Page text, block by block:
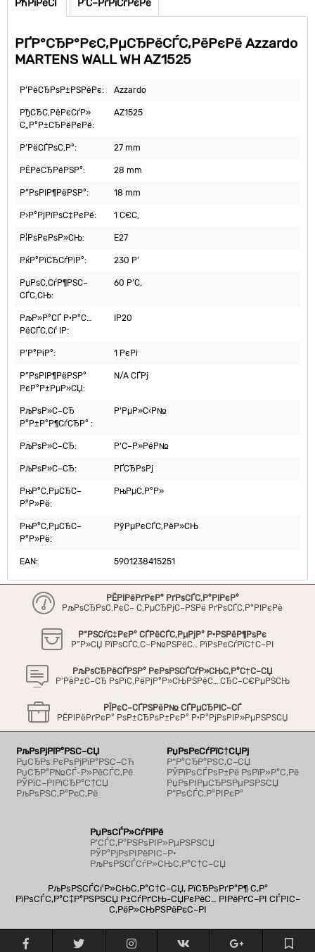
РћРїРёСЃ Р’С–РґРіСѓРєРё
РҐР°СЂР°РєС‚РµСЂРёСЃС‚РёРєРё Azzardo
MARTENS WALL WH AZ1525
Р’РёСЂРѕР±РЅРёРє: Azzardo
РђСЂС‚РёРєСѓР»
С„Р°Р±СЂРёРєРё:
AZ1525
Р’РёСЃРѕС‚Р°: 27 mm
РЁРёСЂРёРЅР°: 28 mm
Р”РѕРІР¶РёРЅР°: 18 mm
Р›Р°РјРїРѕС‡РєРё: 1 С€С‚
Р¦РѕРєРѕР»СЊ: E27
РќР°РїСЂСѓРіР°: 230 Р’
РџРѕС‚СѓР¶РЅС–
СЃС‚СЊ:
60 Р’С‚
РљР»Р°СЃ Р·Р°С…
РёСЃС‚Сѓ IP:
IP20
Р’Р°РіР°: 1 РєРі
Р”РѕРІР¶РёРЅР°
РєР°Р±РµР»СЏ:
N/A СЃРј
РљРѕР»С–СЂ
Р°Р±Р°Р¶СѓСЂР° :
Р‘РµР»С‹Р№
РљРѕР»С–СЂ: Р‘С–Р»РёР№
РљРѕР»С–СЂ: РҐСЂРѕРј
РњР°С‚РµСЂС–
Р°Р»Рё:
РњРµС‚Р°Р»
РњР°С‚РµСЂС–
Р°Р»Рё:
РўРµРєСЃС‚РёР»СЊ
EAN: 5901238415251
РЁРІРёРґРєР° РґРѕСЃС‚Р°РІРєР°
РљРѕСЂРѕС‚РєС– С‚РµСЂРјС–РЅРё РґРѕСЃС‚Р°РІРєРё
Р“РЅСѓС‡РєР° СЃРёСЃС‚РµРјР° Р·РЅРёР¶РѕРє
Р”Р»СЏ РїРѕСЃС‚С–Р№РЅРёС… РїРѕРєСѓРїС†С–РІ
РљРѕСЂРёСЃРЅР° РєРѕРЅСЃСѓР»СЊС‚Р°С†С–СЏ
Р’РёР±С–СЂ РѕРїС‚РёРјР°Р»СЊРЅРёС… СЂС–С€РµРЅСЊ
РЇРєС–СЃРЅРёР№ СЃРµСЂРІС–СЃ
РЁРІРёРґРєР° РѕР±СЂРѕР±РєР° Р·Р°РјРѕРІР»РµРЅРЅСЏ
РљРѕРјРїР°РЅС–СЏ
РџСЂРѕ РєРѕРјРїР°РЅС–СЋ
РџСЂР°Р№СЃ-Р»РёСЃС‚Рё
РЎРїС–РІРїСЂР°С†СЏ
РљРѕРЅС‚Р°РєС‚Рё
РџРѕРєСѓРїС†СЏРј
Р“Р°СЂР°РЅС‚С–СЏ
РЎРїРѕСЃРѕР±Рё РѕРїР»Р°С‚Рё
РџРѕРІРµСЂРЅРµРЅРЅСЏ
Р”РѕСЃС‚Р°РІРєР°
РџРѕСЃР»СѓРіРё
Р’СЃС‚Р°РЅРѕРІР»РµРЅРЅСЏ
РЎР°РјРѕРІРёРІС–Р·
РљРѕРЅСЃСѓР»СЊС‚Р°С†С–СЏ
РљРѕРЅСЃСѓР»СЊС‚Р°С†С–СЏ, РїСЂРѕРґР°Р¶ С‚Р°
РїРѕСЃС‚Р°С‡Р°РЅРЅСЏ Р±СѓРґСЊ-СЏРєРёС… РІРёРґС–РІ СЃРІС–
С‚РёР»СЊРЅРёРєС–РІ